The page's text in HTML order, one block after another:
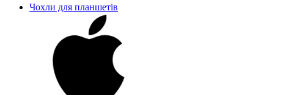
Чохли для планшетів